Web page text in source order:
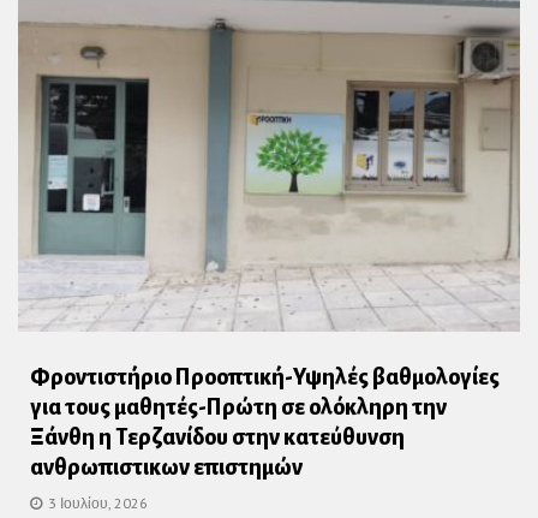
Φροντιστήριο Προοπτική-Υψηλές βαθμολογίες
για τους μαθητές-Πρώτη σε ολόκληρη την
Ξάνθη η Τερζανίδου στην κατεύθυνση
ανθρωπιστικων επιστημών
3 Ιουλίου, 2026